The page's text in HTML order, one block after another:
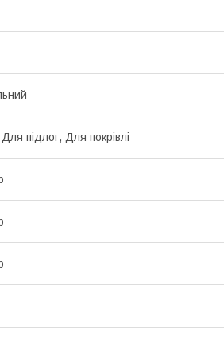
підлог, Для покрівлі